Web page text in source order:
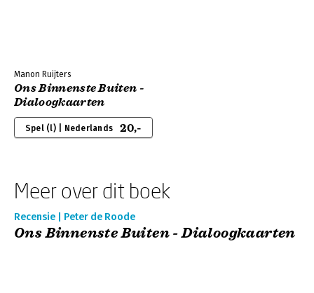
Manon Ruijters
Ons Binnenste Buiten -
Dialoogkaarten
Spel (l) | Nederlands 20,-
Meer over dit boek
Recensie | Peter de Roode
Ons Binnenste Buiten - Dialoogkaarten